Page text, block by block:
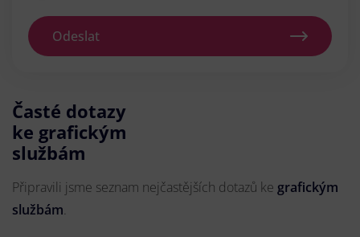
Odeslat
Časté dotazy
ke grafickým
službám
Připravili jsme seznam nejčastějších dotazů ke grafickým
službám.